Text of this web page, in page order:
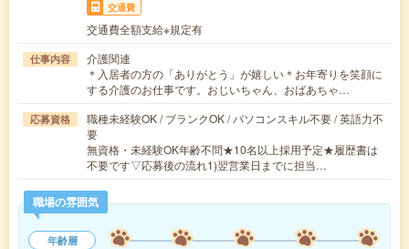
交通費
交通費全額支給※規定有
仕事内容
介護関連
＊入居者の方の「ありがとう」が嬉しい＊お年寄りを笑顔に
する介護のお仕事です。おじいちゃん、おばあちゃ…
応募資格
職種未経験OK / ブランクOK / パソコンスキル不要 / 英語力不
要
無資格・未経験OK年齢不問★10名以上採用予定★履歴書は
不要です▽応募後の流れ1)翌営業日までに担当…
職場の雰囲気
年齢層